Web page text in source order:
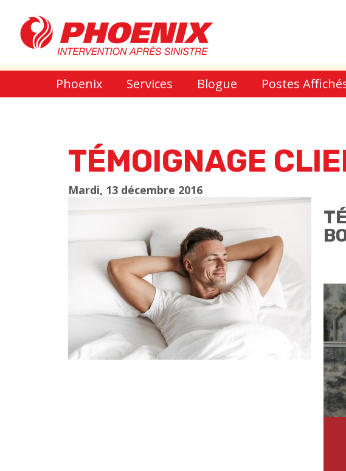
Phoenix Services Blogue Postes
TÉMOIGNAGE
Mardi, 13 décembre 2016